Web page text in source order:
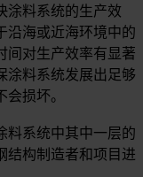
涂料系统的生产效
沿海或近海环境中的
间对生产效率有显著
涂料系统发展出足够
损坏。
料系统中其中一层的
结构制造者和项目进